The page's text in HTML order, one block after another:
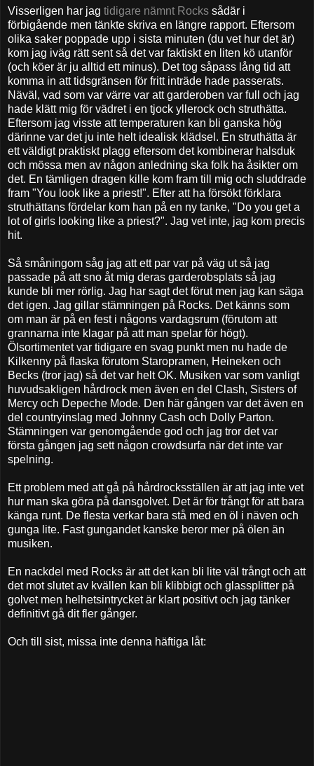
Visserligen har jag tidigare nämnt Rocks sådär i
förbigående men tänkte skriva en längre rapport. Eftersom
olika saker poppade upp i sista minuten (du vet hur det är)
kom jag iväg rätt sent så det var faktiskt en liten kö utanför
(och köer är ju alltid ett minus). Det tog såpass lång tid att
komma in att tidsgränsen för fritt inträde hade passerats.
Näväl, vad som var värre var att garderoben var full och jag
hade klätt mig för vädret i en tjock yllerock och struthätta.
Eftersom jag visste att temperaturen kan bli ganska hög
därinne var det ju inte helt idealisk klädsel. En struthätta är
ett väldigt praktiskt plagg eftersom det kombinerar halsduk
och mössa men av någon anledning ska folk ha åsikter om
det. En tämligen dragen kille kom fram till mig och sluddrade
fram "You look like a priest!". Efter att ha försökt förklara
struthättans fördelar kom han på en ny tanke, "Do you get a
lot of girls looking like a priest?". Jag vet inte, jag kom precis
hit.
Så småningom såg jag att ett par var på väg ut så jag
passade på att sno åt mig deras garderobsplats så jag
kunde bli mer rörlig. Jag har sagt det förut men jag kan säga
det igen. Jag gillar stämningen på Rocks. Det känns som
om man är på en fest i någons vardagsrum (förutom att
grannarna inte klagar på att man spelar för högt).
Ölsortimentet var tidigare en svag punkt men nu hade de
Kilkenny på flaska förutom Staropramen, Heineken och
Becks (tror jag) så det var helt OK. Musiken var som vanligt
huvudsakligen hårdrock men även en del Clash, Sisters of
Mercy och Depeche Mode. Den här gången var det även en
del countryinslag med Johnny Cash och Dolly Parton.
Stämningen var genomgående god och jag tror det var
första gången jag sett någon crowdsurfa när det inte var
spelning.
Ett problem med att gå på hårdrocksställen är att jag inte vet
hur man ska göra på dansgolvet. Det är för trångt för att bara
känga runt. De flesta verkar bara stå med en öl i näven och
gunga lite. Fast gungandet kanske beror mer på ölen än
musiken.
En nackdel med Rocks är att det kan bli lite väl trångt och att
det mot slutet av kvällen kan bli klibbigt och glassplitter på
golvet men helhetsintrycket är klart positivt och jag tänker
definitivt gå dit fler gånger.
Och till sist, missa inte denna häftiga låt: